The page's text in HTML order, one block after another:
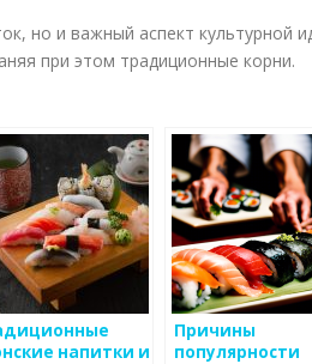
но и важный аспект культурной
при этом традиционные корни.
напитки и
Причины
популярности